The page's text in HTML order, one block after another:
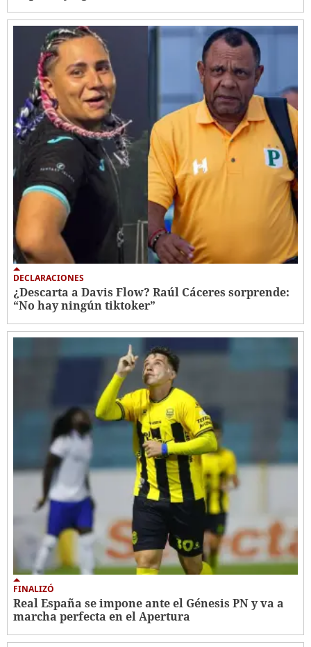
DECLARACIONES
¿Descarta a Davis Flow? Raúl Cáceres sorprende:
“No hay ningún tiktoker”
FINALIZÓ
Real España se impone ante el Génesis PN y va a
marcha perfecta en el Apertura